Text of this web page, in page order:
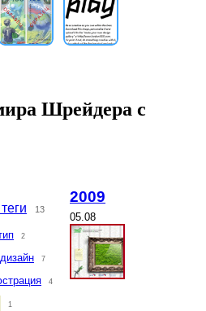
Шрейдера с
13
2
7
4
1
2009
05.08